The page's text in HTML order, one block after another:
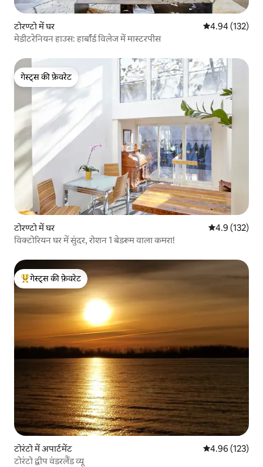
टोरण्टो में घर औसत रेटिंग 5 में से
4.94 (132)
मेडीटरेनियन हाउस: हार्बॉर्ड विलेज में मास्टरपीस
गेस्ट्स की फ़ेवरेट
गेस्ट्स की फ़ेवरेट
टोरण्टो में घर औसत रेटिंग 5 में
4.9 (132)
विक्टोरियन घर में सुंदर, रोशन 1 बेडरूम वाला कमरा!
गेस्ट्स का टॉप फ़ेवरेट
गेस्ट्स की फ़ेवरेट
टोरंटो में अपार्टमेंट औसत रेटिंग 5 में से
4.96 (123)
टोरंटो द्वीप वंडरलैंड व्यू